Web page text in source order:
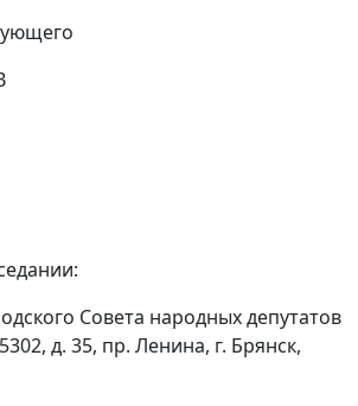
Совета народных депутатов
д. 35, пр. Ленина, г. Брянск,